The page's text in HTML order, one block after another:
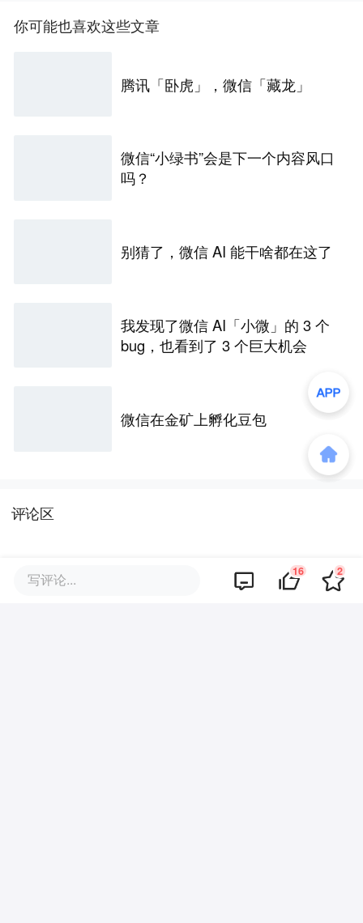
你可能也喜欢这些文章
腾讯「卧虎」，微信「藏龙」
微信“小绿书”会是下一个内容风口
吗？
别猜了，微信 AI 能干啥都在这了
我发现了微信 AI「小微」的 3 个
bug，也看到了 3 个巨大机会
微信在金矿上孵化豆包
评论区
写评论... 16 2